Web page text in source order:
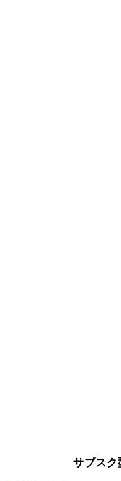
サブスク